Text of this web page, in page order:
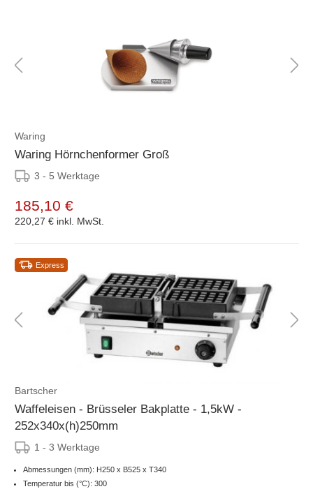
Waring
Waring Hörnchenformer Groß
3 - 5 Werktage
185,10 €
220,27 € inkl. MwSt.
Express
Bartscher
Waffeleisen - Brüsseler Bakplatte - 1,5kW -
252x340x(h)250mm
1 - 3 Werktage
Abmessungen (mm): H250 x B525 x T340
Temperatur bis (°C): 300